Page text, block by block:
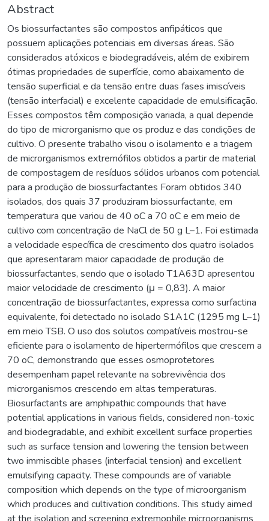
Abstract
Os biossurfactantes são compostos anfipáticos que
possuem aplicações potenciais em diversas áreas. São
considerados atóxicos e biodegradáveis, além de exibirem
ótimas propriedades de superfície, como abaixamento de
tensão superficial e da tensão entre duas fases imiscíveis
(tensão interfacial) e excelente capacidade de emulsificação.
Esses compostos têm composição variada, a qual depende
do tipo de microrganismo que os produz e das condições de
cultivo. O presente trabalho visou o isolamento e a triagem
de microrganismos extremófilos obtidos a partir de material
de compostagem de resíduos sólidos urbanos com potencial
para a produção de biossurfactantes Foram obtidos 340
isolados, dos quais 37 produziram biossurfactante, em
temperatura que variou de 40 oC a 70 oC e em meio de
cultivo com concentração de NaCl de 50 g L–1. Foi estimada
a velocidade específica de crescimento dos quatro isolados
que apresentaram maior capacidade de produção de
biossurfactantes, sendo que o isolado T1A63D apresentou
maior velocidade de crescimento (μ = 0,83). A maior
concentração de biossurfactantes, expressa como surfactina
equivalente, foi detectado no isolado S1A1C (1295 mg L–1)
em meio TSB. O uso dos solutos compatíveis mostrou-se
eficiente para o isolamento de hipertermófilos que crescem a
70 oC, demonstrando que esses osmoprotetores
desempenham papel relevante na sobrevivência dos
microrganismos crescendo em altas temperaturas.
Biosurfactants are amphipathic compounds that have
potential applications in various fields, considered non-toxic
and biodegradable, and exhibit excellent surface properties
such as surface tension and lowering the tension between
two immiscible phases (interfacial tension) and excellent
emulsifying capacity. These compounds are of variable
composition which depends on the type of microorganism
which produces and cultivation conditions. This study aimed